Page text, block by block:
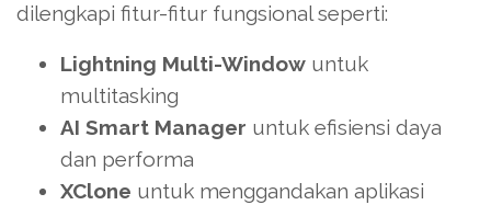
dilengkapi fitur-fitur fungsional seperti:
Lightning Multi-Window untuk
multitasking
AI Smart Manager untuk efisiensi daya
dan performa
XClone untuk menggandakan aplikasi